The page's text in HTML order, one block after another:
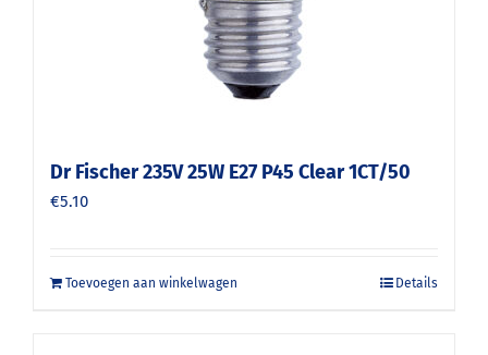
Dr Fischer 235V 25W E27 P45 Clear 1CT/50
€5.10
Toevoegen aan winkelwagen Details